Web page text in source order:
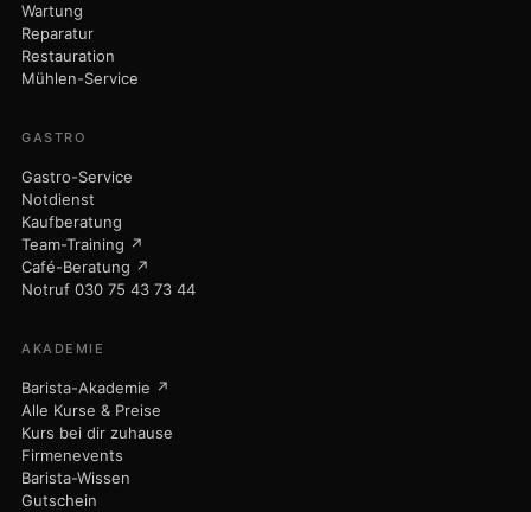
Wartung
Reparatur
Restauration
Mühlen-Service
GASTRO
Gastro-Service
Notdienst
Kaufberatung
Team-Training ↗
Café-Beratung ↗
Notruf 030 75 43 73 44
AKADEMIE
Barista-Akademie ↗
Alle Kurse & Preise
Kurs bei dir zuhause
Firmenevents
Barista-Wissen
Gutschein